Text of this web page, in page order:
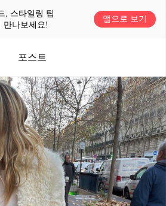
, 스타일링 팁
만나보세요!
앱으로 보기
포스트